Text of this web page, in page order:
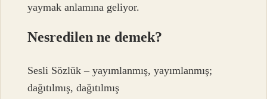
yaymak anlamına geliyor.
Nesredilen ne demek?
Sesli Sözlük – yayımlanmış, yayımlanmış;
dağıtılmış, dağıtılmış